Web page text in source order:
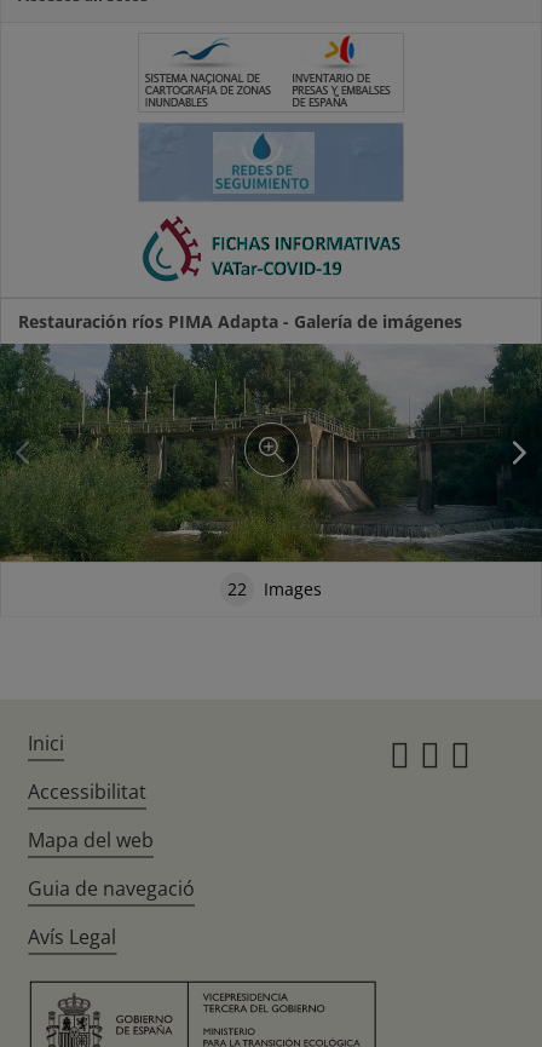
Restauración ríos PIMA Adapta - Galería de imágenes
22 Images
Inici
Accessibilitat
Mapa del web
Guia de navegació
Avís Legal